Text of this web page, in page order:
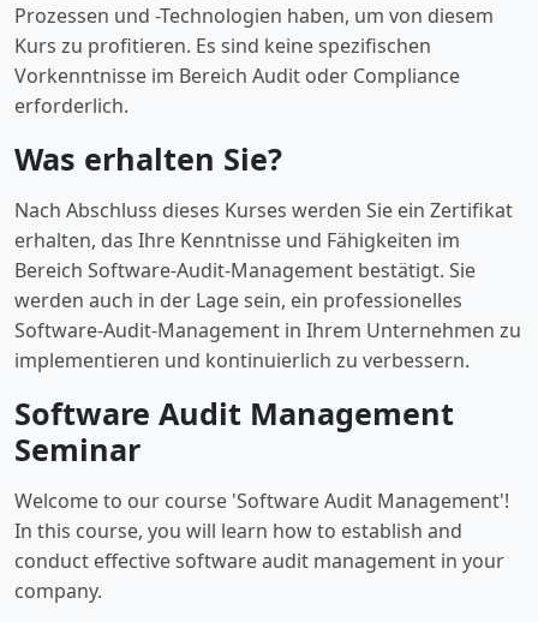
Prozessen und -Technologien haben, um von diesem
Kurs zu profitieren. Es sind keine spezifischen
Vorkenntnisse im Bereich Audit oder Compliance
erforderlich.
Was erhalten Sie?
Nach Abschluss dieses Kurses werden Sie ein Zertifikat
erhalten, das Ihre Kenntnisse und Fähigkeiten im
Bereich Software-Audit-Management bestätigt. Sie
werden auch in der Lage sein, ein professionelles
Software-Audit-Management in Ihrem Unternehmen zu
implementieren und kontinuierlich zu verbessern.
Software Audit Management
Seminar
Welcome to our course 'Software Audit Management'!
In this course, you will learn how to establish and
conduct effective software audit management in your
company.